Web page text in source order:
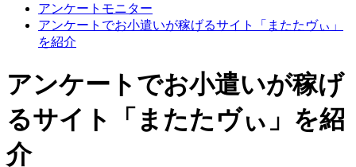
アンケートモニター
アンケートでお小遣いが稼げるサイト「またたヴぃ」
を紹介
アンケートでお小遣いが稼げ
るサイト「またたヴぃ」を紹
介